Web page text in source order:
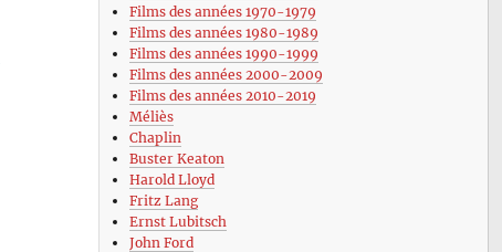
Films des années 1970-1979
Films des années 1980-1989
Films des années 1990-1999
Films des années 2000-2009
Films des années 2010-2019
Méliès
Chaplin
Buster Keaton
Harold Lloyd
Fritz Lang
Ernst Lubitsch
John Ford